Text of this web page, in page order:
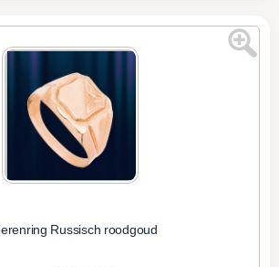
Russisch roodgoud